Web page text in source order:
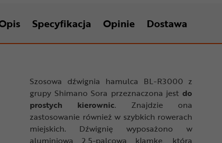
Specyfikacja Opinie Dostawa
Szosowa dźwignia hamulca BL-R3000 z
grupy Shimano Sora przeznaczona jest do
prostych kierownic. Znajdzie ona
zastosowanie również w szybkich rowerach
miejskich. Dźwignię wyposażono w
aluminiową 2,5-palcową klamkę, która